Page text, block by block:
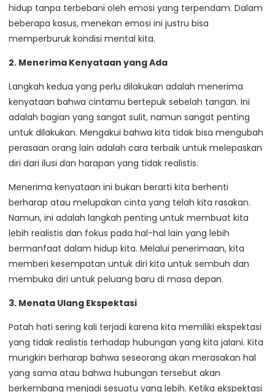
hidup tanpa terbebani oleh emosi yang terpendam. Dalam
beberapa kasus, menekan emosi ini justru bisa
memperburuk kondisi mental kita.
2. Menerima Kenyataan yang Ada
Langkah kedua yang perlu dilakukan adalah menerima
kenyataan bahwa cintamu bertepuk sebelah tangan. Ini
adalah bagian yang sangat sulit, namun sangat penting
untuk dilakukan. Mengakui bahwa kita tidak bisa mengubah
perasaan orang lain adalah cara terbaik untuk melepaskan
diri dari ilusi dan harapan yang tidak realistis.
Menerima kenyataan ini bukan berarti kita berhenti
berharap atau melupakan cinta yang telah kita rasakan.
Namun, ini adalah langkah penting untuk membuat kita
lebih realistis dan fokus pada hal-hal lain yang lebih
bermanfaat dalam hidup kita. Melalui penerimaan, kita
memberi kesempatan untuk diri kita untuk sembuh dan
membuka diri untuk peluang baru di masa depan.
3. Menata Ulang Ekspektasi
Patah hati sering kali terjadi karena kita memiliki ekspektasi
yang tidak realistis terhadap hubungan yang kita jalani. Kita
mungkin berharap bahwa seseorang akan merasakan hal
yang sama atau bahwa hubungan tersebut akan
berkembang menjadi sesuatu yang lebih. Ketika ekspektasi